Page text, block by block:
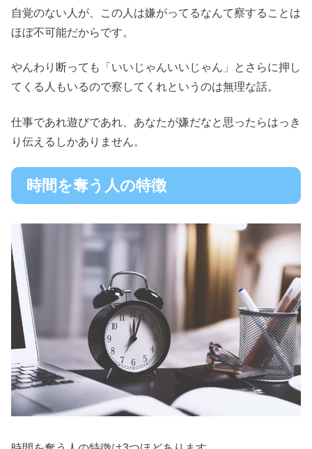
自覚のない人が、この人は嫌がってるなんて察することは
ほぼ不可能だからです。
やんわり断っても「いいじゃんいいじゃん」とさらに押し
てくる人もいるので察してくれというのは無理な話。
仕事であれ遊びであれ、あなたが嫌だなと思ったらはっき
り伝えるしかありません。
時間を奪う人の特徴